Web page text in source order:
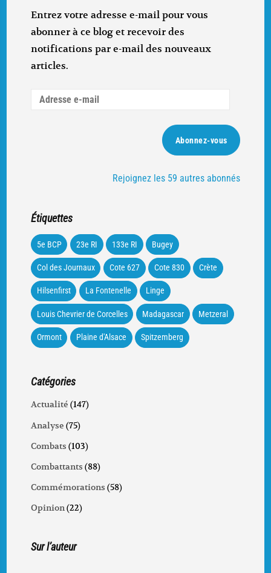
Entrez votre adresse e-mail pour vous
abonner à ce blog et recevoir des
notifications par e-mail des nouveaux
articles.
Adresse
Abonnez-vous
Rejoignez les 59 autres abonnés
Étiquettes
5e BCP 23e RI 133e RI Bugey
Col des Journaux Cote 627 Cote 830 Crète
Hilsenfirst La Fontenelle Linge
Louis Chevrier de Corcelles Madagascar Metzeral
Ormont Plaine d'Alsace Spitzemberg
Catégories
Actualité (147)
Analyse (75)
Combats (103)
Combattants (88)
Commémorations (58)
Opinion(22)
Sur l’auteur